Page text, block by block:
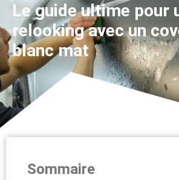
Le guide ultime pour
relooking avec un
blanc mat
Sommaire